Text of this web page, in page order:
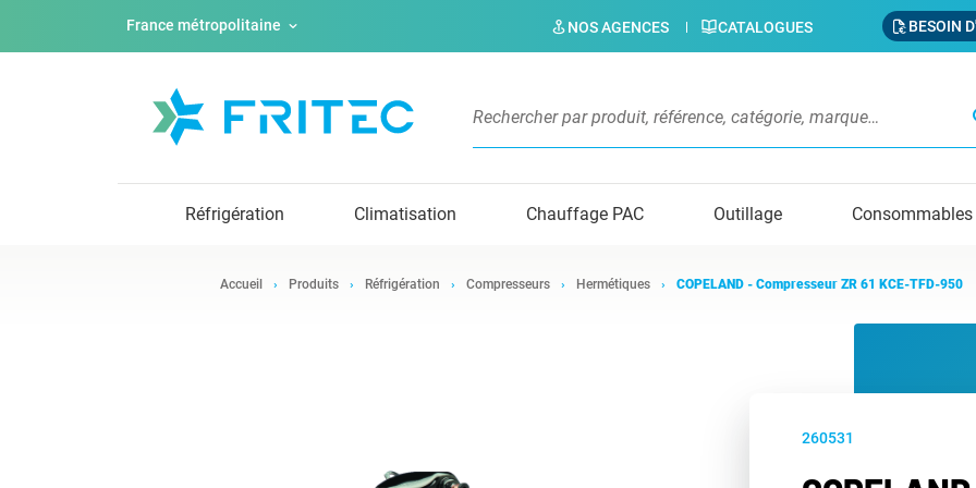
France métropolitaine NOS AGENCES CATALOGUES BESOIN
Réfrigération Climatisation Chauffage PAC Outillage Consommables
Accueil Produits Réfrigération Compresseurs Hermétiques COPELAND - Compresseur ZR 61 KCE-TFD-950
260531